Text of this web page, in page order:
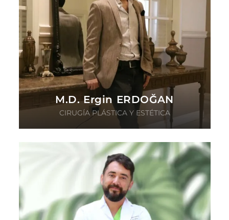
M.D. Ergin ERDOĞAN
CIRUGÍA PLÁSTICA Y ESTÉTICA